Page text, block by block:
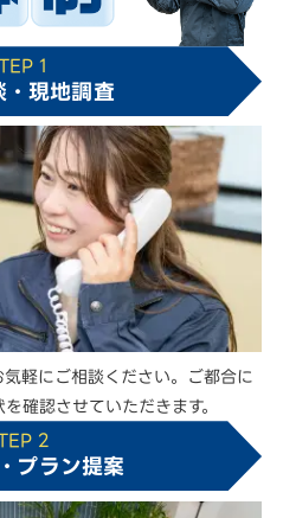
1
・現地調査
軽にご相談ください。ご都合に
確認させていただきます。
2
プラン提案